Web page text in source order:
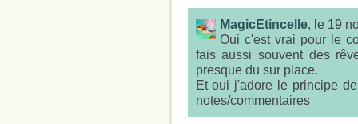
MagicEtincelle, le 19
Oui c'est vrai pour le
fais aussi souvent des
presque du sur place.
Et oui j'adore le principe
notes/commentaires